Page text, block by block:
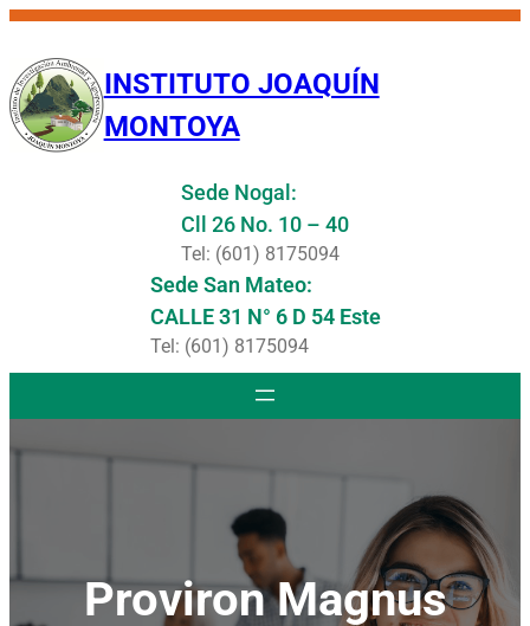
Saltar
contenido
INSTITUTO JOAQUÍN
MONTOYA
Sede Nogal:
Cll 26 No. 10 – 40
Tel: (601) 8175094
Sede San Mateo:
CALLE 31 N° 6 D 54 Este
Tel: (601) 8175094
Proviron Magnus